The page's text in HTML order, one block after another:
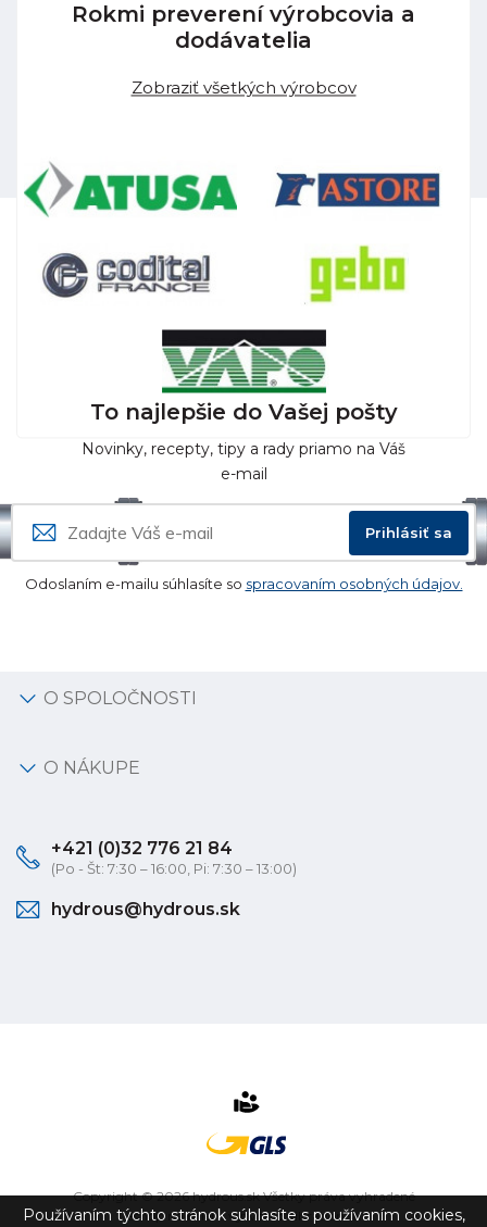
Rokmi preverení výrobcovia a
dodávatelia
Zobraziť všetkých výrobcov
To najlepšie do Vašej pošty
Novinky, recepty, tipy a rady priamo na Váš
e-mail
Prihlásiť sa
Odoslaním e-mailu súhlasíte so spracovaním osobných údajov.
O SPOLOČNOSTI
O NÁKUPE
+421 (0)32 776 21 84
(Po - Št: 7:30 – 16:00, Pi: 7:30 – 13:00)
hydrous@hydrous.sk
Copyright © 2026 hydrous.sk Všetky práva vyhradené
eshop na mieruvytvorilovibration.sk
Používaním týchto stránok súhlasíte s používaním cookies,